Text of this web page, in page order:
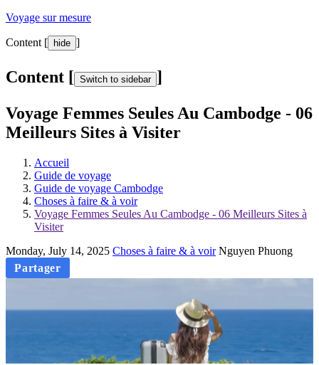
Voyage sur mesure
Content [ hide ]
Content [ Switch to sidebar ]
Voyage Femmes Seules Au Cambodge - 06
Meilleurs Sites à Visiter
Accueil
Guide de voyage
Guide de voyage Cambodge
Choses à faire & à voir
Voyage Femmes Seules Au Cambodge - 06 Meilleurs Sites à
Visiter
Monday, July 14, 2025 Choses à faire & à voir Nguyen Phuong
Partager